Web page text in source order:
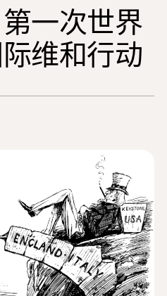
一次世界
维和行动